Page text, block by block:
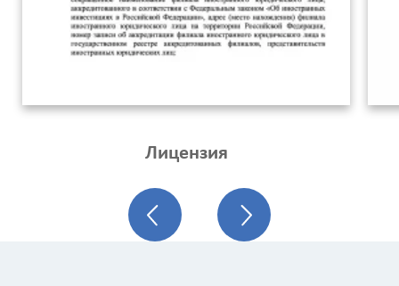
Лицензия
Вид
работ
?
?
Назначение
здания